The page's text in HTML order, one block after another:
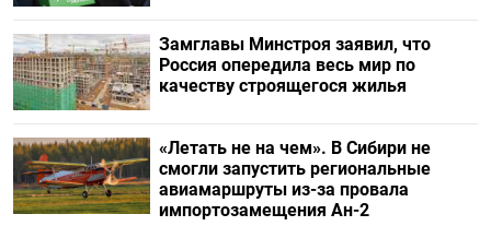
Замглавы Минстроя заявил, что
Россия опередила весь мир по
качеству строящегося жилья
«Летать не на чем». В Сибири не
смогли запустить региональные
авиамаршруты из-за провала
импортозамещения Ан-2